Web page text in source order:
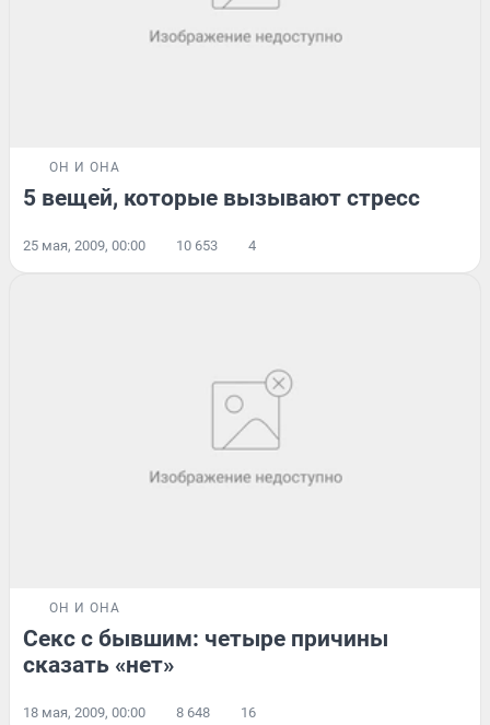
ОН И ОНА
5 вещей, которые вызывают стресс
25 мая, 2009, 00:00 10 653 4
ОН И ОНА
Секс с бывшим: четыре причины
сказать «нет»
18 мая, 2009, 00:00 8 648 16